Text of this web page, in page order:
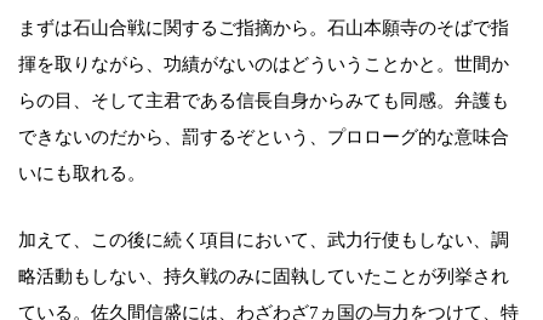
まずは石山合戦に関するご指摘から。石山本願寺のそばで指
揮を取りながら、功績がないのはどういうことかと。世間か
らの目、そして主君である信長自身からみても同感。弁護も
できないのだから、罰するぞという、プロローグ的な意味合
いにも取れる。
加えて、この後に続く項目において、武力行使もしない、調
略活動もしない、持久戦のみに固執していたことが列挙され
ている。佐久間信盛には、わざわざ7ヵ国の与力をつけて、特